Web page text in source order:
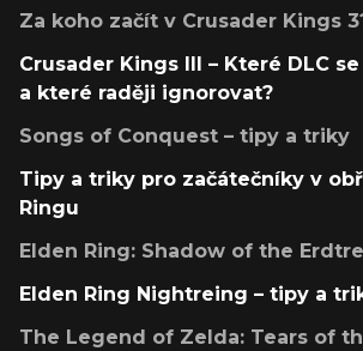
Za koho začít v Crusader Kings
Crusader Kings III – Které DLC
a které raději ignorovat?
Songs of Conquest – tipy a triky
Tipy a triky pro začátečníky v
Ringu
Elden Ring: Shadow of the
Elden Ring Nightreing – tipy a
The Legend of Zelda: Tears of